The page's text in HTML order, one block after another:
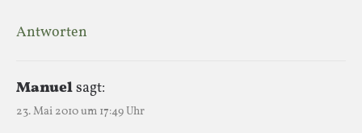
Antworten
Manuelsagt:
23. Mai 2010 um 17:49 Uhr